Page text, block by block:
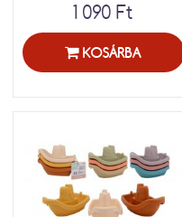
1 090 Ft
KOSÁRBA